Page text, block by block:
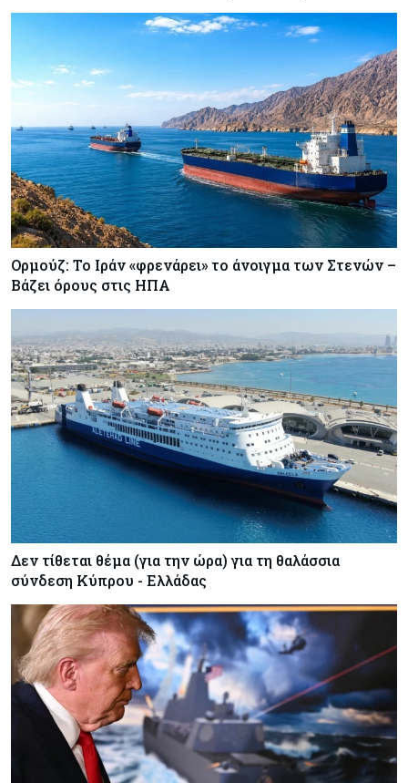
Ορμούζ: Το Ιράν «φρενάρει» το άνοιγμα των Στενών –
Βάζει όρους στις ΗΠΑ
Δεν τίθεται θέμα (για την ώρα) για τη θαλάσσια
σύνδεση Κύπρου - Ελλάδας